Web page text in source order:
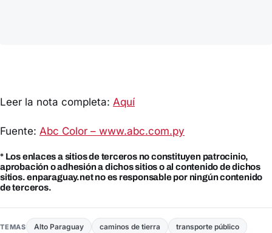
Leer la nota completa: Aquí
Fuente: Abc Color – www.abc.com.py
* Los enlaces a sitios de terceros no constituyen patrocinio,
aprobación o adhesión a dichos sitios o al contenido de dichos
sitios. enparaguay.net no es responsable por ningún contenido
de terceros.
TEMAS Alto Paraguay caminos de tierra transporte público